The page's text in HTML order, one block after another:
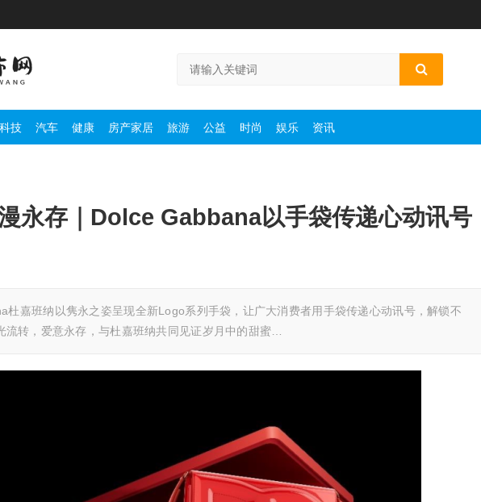
科技 汽车 健康 房产家居 旅游 公益 时尚 娱乐 资讯
永存｜Dolce Gabbana以手袋传递心动讯号
杜嘉班纳以隽永之姿呈现全新Logo系列手袋，让广大消费者用手袋传递心动讯号，解锁不
流转，爱意永存，与杜嘉班纳共同见证岁月中的甜蜜…